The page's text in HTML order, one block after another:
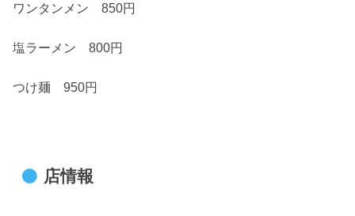
ワンタンメン 850円
塩ラーメン 800円
つけ麺 950円
店情報